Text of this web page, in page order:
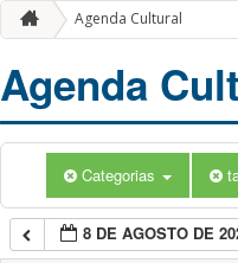
Agenda Cultural
Agenda
Categorias
8 DE AGOSTO DE